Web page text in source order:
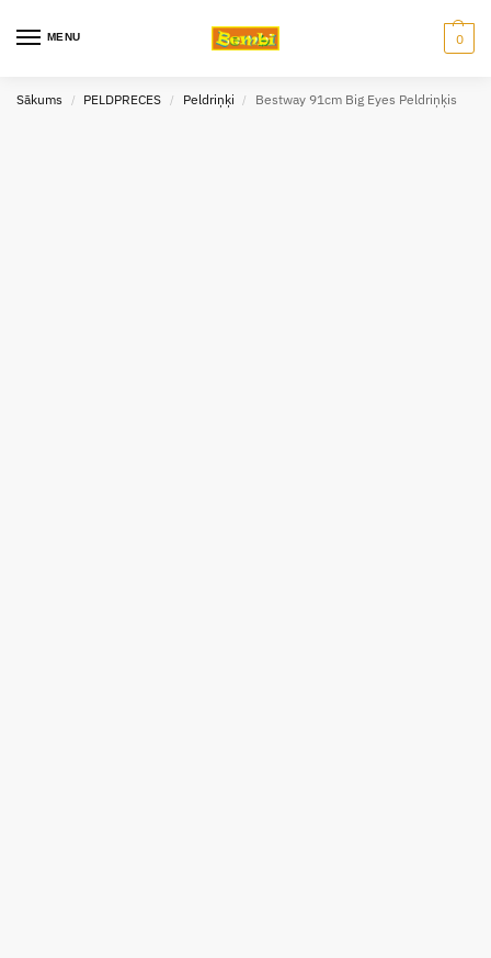
MENU 0
Sākums / PELDPRECES / Peldriņķi / Bestway 91cm Big Eyes Peldriņķis